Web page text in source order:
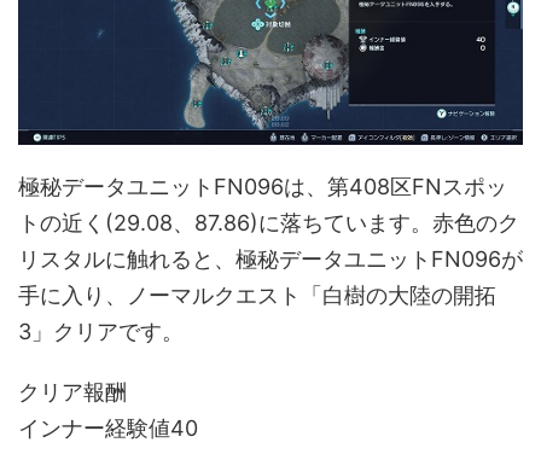
極秘データユニットFN096は、第408区FNスポッ
トの近く(29.08、87.86)に落ちています。赤色のク
リスタルに触れると、極秘データユニットFN096が
手に入り、ノーマルクエスト「白樹の大陸の開拓
3」クリアです。
クリア報酬
インナー経験値40